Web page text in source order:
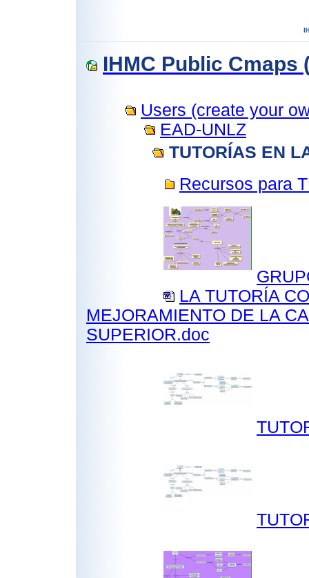
IHMC Public Cmaps
Users (create your
EAD-UNLZ
TUTORÍAS EN
Recursos para
LA TUTORÍA
MEJORAMIENTO DE LA
SUPERIOR.doc